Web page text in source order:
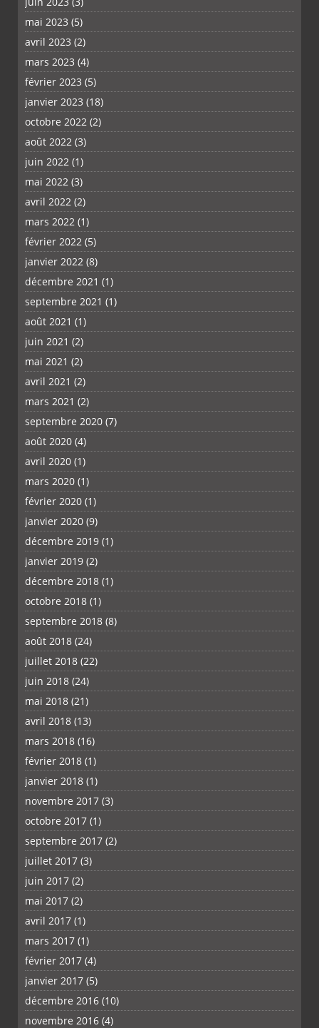
mai 2023 (5)
avril 2023 (2)
mars 2023 (4)
février 2023 (5)
janvier 2023 (18)
octobre 2022 (2)
août 2022 (3)
juin 2022 (1)
mai 2022 (3)
avril 2022 (2)
mars 2022 (1)
février 2022 (5)
janvier 2022 (8)
décembre 2021 (1)
septembre 2021 (1)
août 2021 (1)
juin 2021 (2)
mai 2021 (2)
avril 2021 (2)
mars 2021 (2)
septembre 2020 (7)
août 2020 (4)
avril 2020 (1)
mars 2020 (1)
février 2020 (1)
janvier 2020 (9)
décembre 2019 (1)
janvier 2019 (2)
décembre 2018 (1)
octobre 2018 (1)
septembre 2018 (8)
août 2018 (24)
juillet 2018 (22)
juin 2018 (24)
mai 2018 (21)
avril 2018 (13)
mars 2018 (16)
février 2018 (1)
janvier 2018 (1)
novembre 2017 (3)
octobre 2017 (1)
septembre 2017 (2)
juillet 2017 (3)
juin 2017 (2)
mai 2017 (2)
avril 2017 (1)
mars 2017 (1)
février 2017 (4)
janvier 2017 (5)
décembre 2016 (10)
novembre 2016 (4)